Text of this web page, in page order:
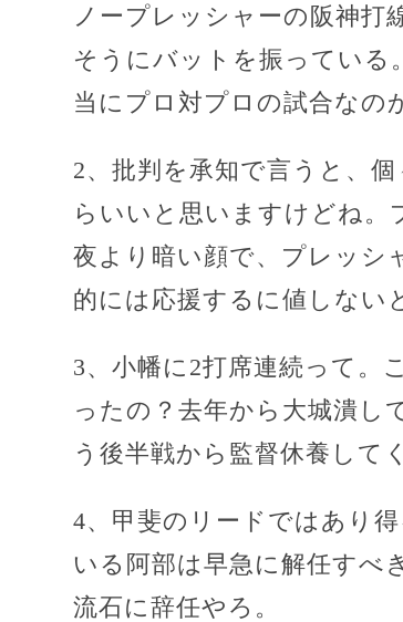
ノープレッシャーの阪神
そうにバットを振っている
当にプロ対プロの試合なの
2、批判を承知で言うと、
らいいと思いますけどね。
夜より暗い顔で、プレッシ
的には応援するに値しない
3、小幡に2打席連続って。
ったの？去年から大城潰し
う後半戦から監督休養して
4、甲斐のリードではあり
いる阿部は早急に解任すべ
流石に辞任やろ。